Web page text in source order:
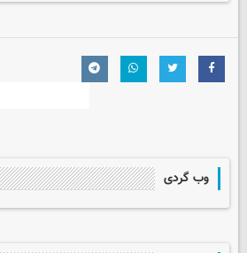
وب گردی